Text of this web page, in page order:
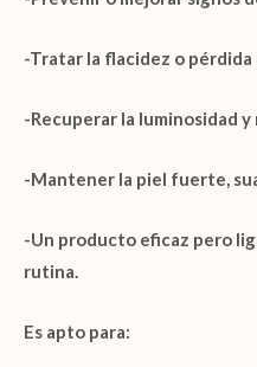
-Tratar la flacidez o pérdida
-Recuperar la luminosidad y
-Mantener la piel fuerte,
-Un producto eficaz pero
rutina.
Es apto para: